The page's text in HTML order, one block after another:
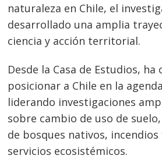
naturaleza en Chile, el
desarrollado una amplia
ciencia y acción territorial.
Desde la Casa de Estudios,
posicionar a Chile en la
liderando investigaciones
sobre cambio de uso de
de bosques nativos,
servicios ecosistémicos.